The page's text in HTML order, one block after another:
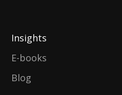
Insights
E-books
Blog